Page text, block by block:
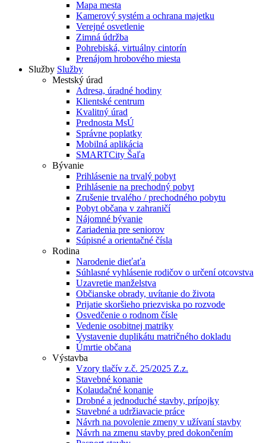
Mapa mesta
Kamerový systém a ochrana majetku
Verejné osvetlenie
Zimná údržba
Pohrebiská, virtuálny cintorín
Prenájom hrobového miesta
Služby Služby
Mestský úrad
Adresa, úradné hodiny
Klientské centrum
Kvalitný úrad
Prednosta MsÚ
Správne poplatky
Mobilná aplikácia
SMARTCity Šaľa
Bývanie
Prihlásenie na trvalý pobyt
Prihlásenie na prechodný pobyt
Zrušenie trvalého / prechodného pobytu
Pobyt občana v zahraničí
Nájomné bývanie
Zariadenia pre seniorov
Súpisné a orientačné čísla
Rodina
Narodenie dieťaťa
Súhlasné vyhlásenie rodičov o určení otcovstva
Uzavretie manželstva
Občianske obrady, uvítanie do života
Prijatie skoršieho priezviska po rozvode
Osvedčenie o rodnom čísle
Vedenie osobitnej matriky
Vystavenie duplikátu matričného dokladu
Úmrtie občana
Výstavba
Vzory tlačív z.č. 25/2025 Z.z.
Stavebné konanie
Kolaudačné konanie
Drobné a jednoduché stavby, prípojky
Stavebné a udržiavacie práce
Návrh na povolenie zmeny v užívaní stavby
Návrh na zmenu stavby pred dokončením